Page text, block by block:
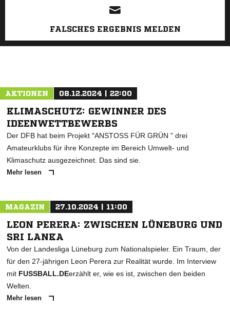
FALSCHES ERGEBNIS MELDEN
AKTIONEN 08.12.2024 | 22:00
KLIMASCHUTZ: GEWINNER DES
IDEENWETTBEWERBS
Der DFB hat beim Projekt "ANSTOSS FÜR GRÜN " drei
Amateurklubs für ihre Konzepte im Bereich Umwelt- und
Klimaschutz ausgezeichnet. Das sind sie.
Mehr lesen
MAGAZIN 27.10.2024 | 11:00
LEON PERERA: ZWISCHEN LÜNEBURG UND
SRI LANKA
Von der Landesliga Lüneburg zum Nationalspieler. Ein Traum, der
für den 27-jährigen Leon Perera zur Realität wurde. Im Interview
mit FUSSBALL.DEerzählt er, wie es ist, zwischen den beiden
Welten.
Mehr lesen